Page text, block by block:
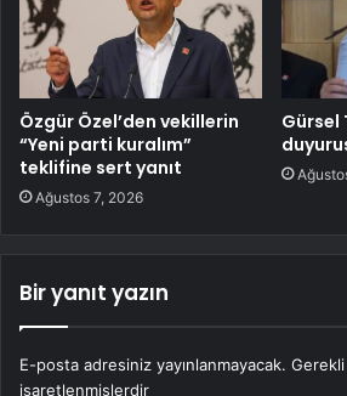
Özgür Özel’den vekillerin
“Yeni parti kuralım”
teklifine sert yanıt
Ağustos 7, 2026
Gürsel
Bir yanıt yazın
E-posta adresiniz yayınlanmayacak.
işaretlenmişlerdir